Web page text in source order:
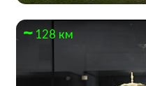
128 км